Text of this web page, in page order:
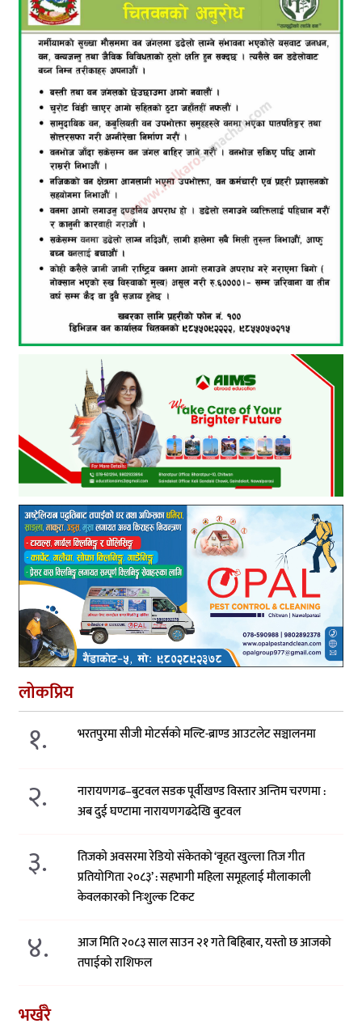
लोकप्रिय
१. भरतपुरमा सीजी मोटर्सको मल्टि-ब्राण्ड आउटलेट सञ्चालनमा
२.
नारायणगढ–बुटवल सडक पूर्वीखण्ड विस्तार अन्तिम चरणमा :
अब दुई घण्टामा नारायणगढदेखि बुटवल
३.
तिजको अवसरमा रेडियो संकेतको ‘बृहत खुल्ला तिज गीत
प्रतियोगिता २०८३’ : सहभागी महिला समूहलाई मौलाकाली
केवलकारको निःशुल्क टिकट
४.
आज मिति २०८३ साल साउन २१ गते बिहिबार, यस्तो छ आजको
तपाईको राशिफल
भर्खरै